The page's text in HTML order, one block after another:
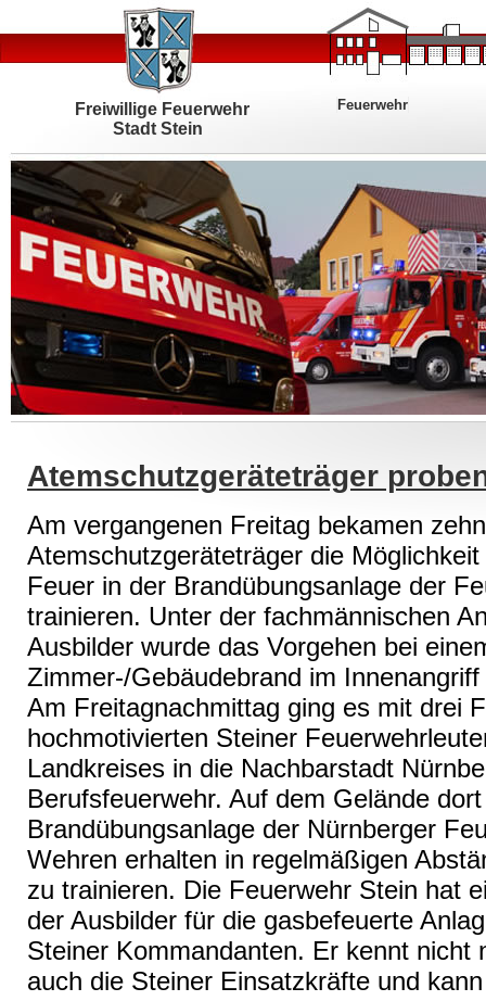
Freiwillige Feuerwehr
Stadt Stein
Feuerwehr
Atemschutzgeräteträger
Am vergangenen Freitag bekamen
Atemschutzgeräteträger die
Feuer in der Brandübungsanlage der
trainieren. Unter der fachmännischen
Ausbilder wurde das Vorgehen bei
Zimmer-/Gebäudebrand im
Am Freitagnachmittag ging es mit drei
hochmotivierten Steiner
Landkreises in die Nachbarstadt
Berufsfeuerwehr. Auf dem Gelände
Brandübungsanlage der Nürnberger
Wehren erhalten in regelmäßigen
zu trainieren. Die Feuerwehr Stein hat
der Ausbilder für die gasbefeuerte
Steiner Kommandanten. Er kennt nicht
auch die Steiner Einsatzkräfte und